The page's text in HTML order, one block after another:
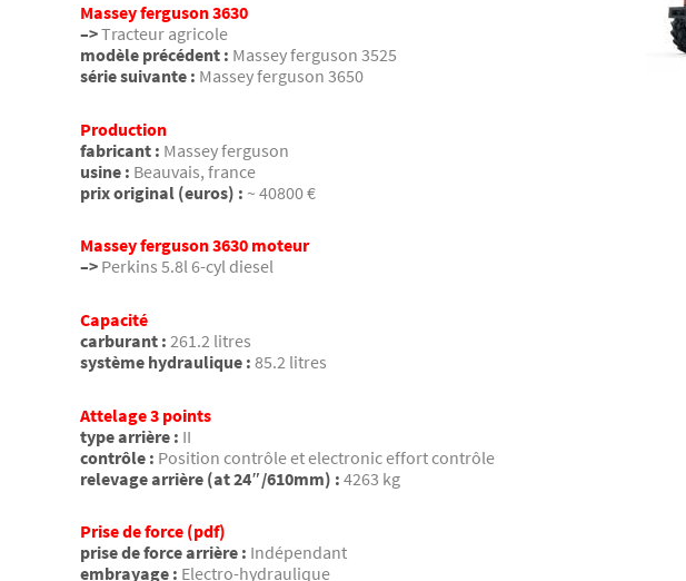
Massey ferguson 3630
–>Tracteur agricole
modèle précédent : Massey ferguson 3525
série suivante : Massey ferguson 3650
Production
fabricant : Massey ferguson
usine : Beauvais, france
prix original (euros) : ~ 40800 €
Massey ferguson 3630 moteur
–> Perkins 5.8l 6-cyl diesel
Capacité
carburant : 261.2 litres
système hydraulique : 85.2 litres
Attelage 3 points
type arrière : II
contrôle : Position contrôle et electronic effort contrôle
relevage arrière (at 24″/610mm) : 4263 kg
Prise de force (pdf)
prise de force arrière : Indépendant
embrayage : Electro-hydraulique